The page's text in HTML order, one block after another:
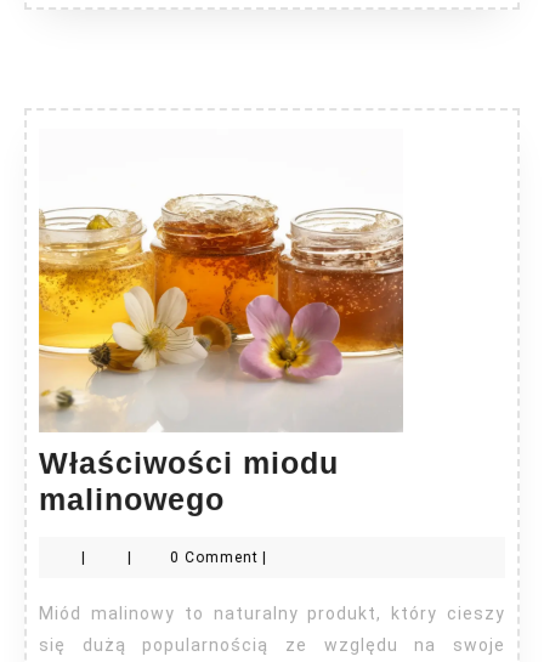
Właściwości miodu
malinowego
malinowego
0 Comment
Miód malinowy to naturalny produkt, który cieszy
się dużą popularnością ze względu na swoje